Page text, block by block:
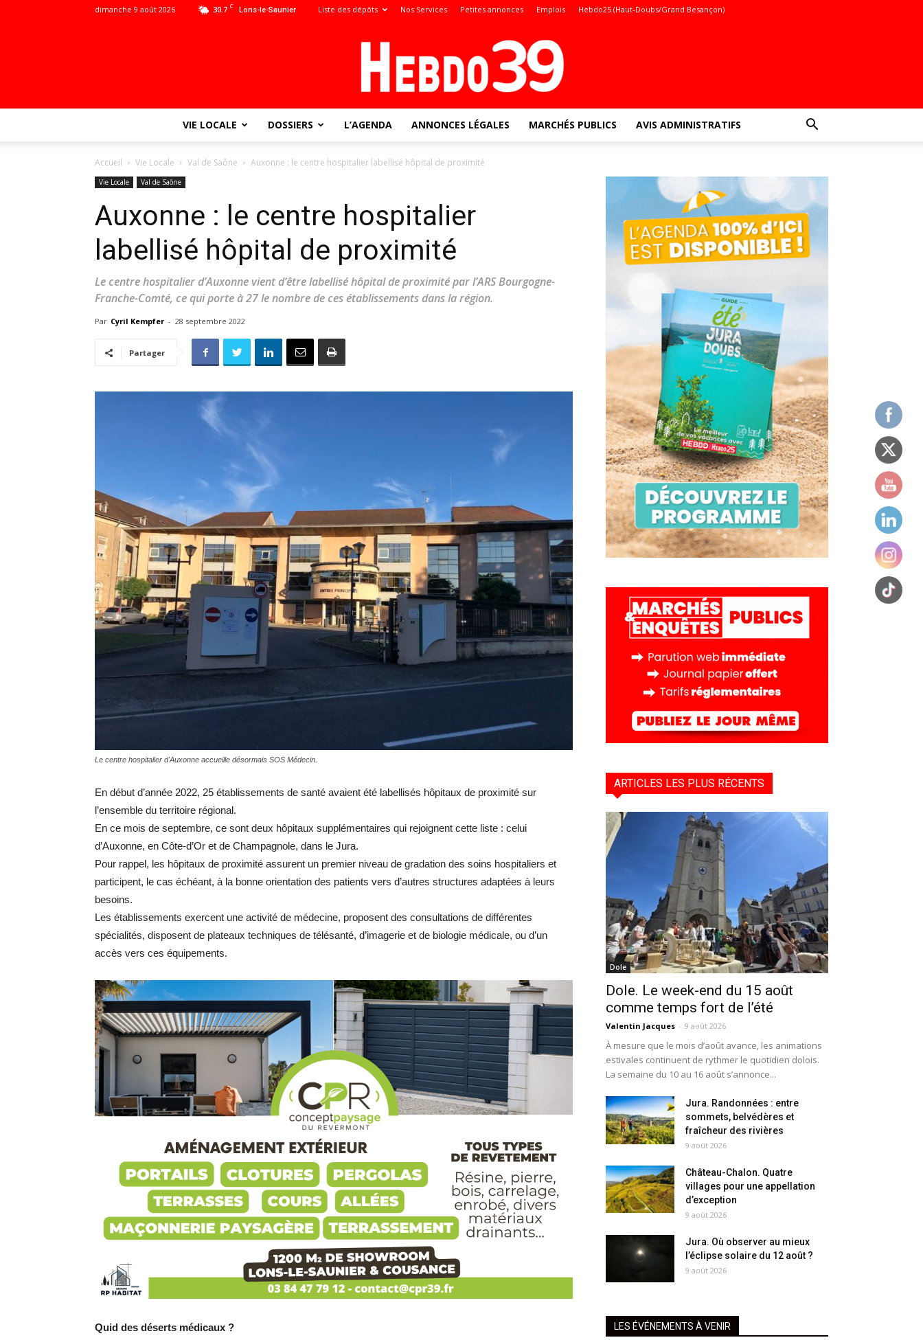
30.7 C Lons-le-Saunier
dimanche 9 août 2026 Liste des dépôts Nos Services Petites annonces Emplois Hebdo25 (Haut-Doubs/Grand Besançon)
locale
Hebdo39
VIE LOCALE DOSSIERS L’AGENDA ANNONCES LÉGALES MARCHÉS PUBLICS AVIS ADMINISTRATIFS
Accueil Vie Locale Val de Saône Auxonne : le centre hospitalier labellisé hôpital de proximité
Vie Locale Val de Saône
Auxonne : le centre hospitalier
labellisé hôpital de proximité
Le centre hospitalier d’Auxonne vient d’être labellisé hôpital de proximité par l’ARS Bourgogne-
Franche-Comté, ce qui porte à 27 le nombre de ces établissements dans la région.
Par Cyril Kempfer - 28 septembre 2022
Partager
Le centre hospitalier d'Auxonne accueille désormais SOS Médecin.
En début d’année 2022, 25 établissements de santé avaient été labellisés hôpitaux de proximité sur
l’ensemble du territoire régional.
En ce mois de septembre, ce sont deux hôpitaux supplémentaires qui rejoignent cette liste : celui
d’Auxonne, en Côte-d’Or et de Champagnole, dans le Jura.
Pour rappel, les hôpitaux de proximité assurent un premier niveau de gradation des soins hospitaliers et
participent, le cas échéant, à la bonne orientation des patients vers d’autres structures adaptées à leurs
besoins.
Les établissements exercent une activité de médecine, proposent des consultations de différentes
spécialités, disposent de plateaux techniques de télésanté, d’imagerie et de biologie médicale, ou d’un
accès vers ces équipements.
Quid des déserts médicaux ?
ARTICLES LES PLUS RÉCENTS
Dole
Dole. Le week-end du 15 août
comme temps fort de l’été
Valentin Jacques - 9 août 2026
À mesure que le mois d’août avance, les animations
estivales continuent de rythmer le quotidien dolois.
La semaine du 10 au 16 août s’annonce...
Jura. Randonnées : entre
sommets, belvédères et
fraîcheur des rivières
9 août 2026
Château-Chalon. Quatre
villages pour une appellation
d’exception
9 août 2026
Jura. Où observer au mieux
l’éclipse solaire du 12 août ?
9 août 2026
LES ÉVÉNEMENTS À VENIR